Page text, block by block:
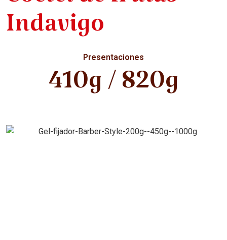
Indavigo
Presentaciones
410g / 820g